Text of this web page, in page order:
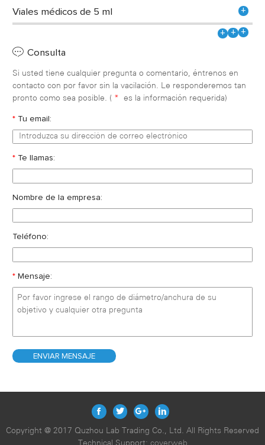
Viales médicos de 5 ml +
+
+
+
Consulta
Si usted tiene cualquier pregunta o comentario, éntrenos en
contacto con por favor sin la vacilación. Le responderemos tan
pronto como sea posible. ( * es la información requerida)
* Tu email:
* Te llamas:
Nombre de la empresa:
Teléfono:
* Mensaje:
Copyright @ 2017 Quzhou Lab Trading Co., Ltd. All Rights Reserved